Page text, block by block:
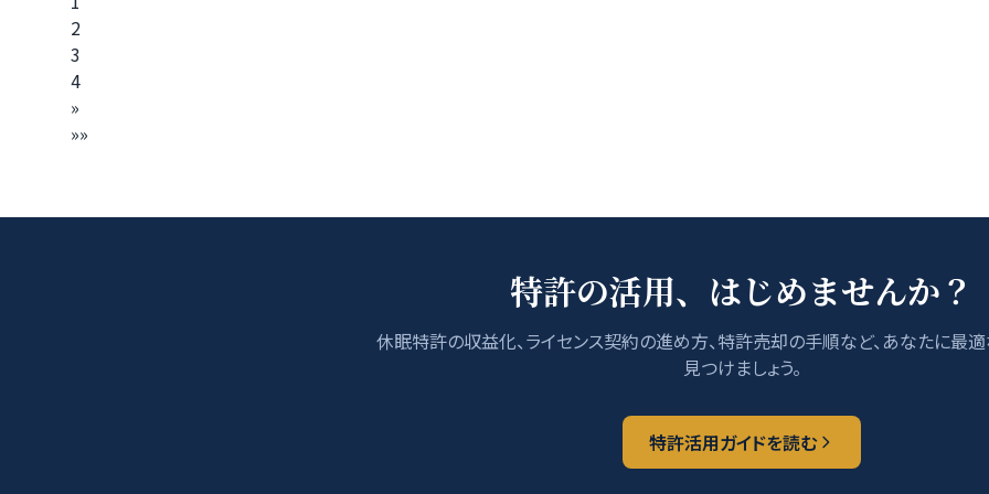
2
3
4
»
»»
特許の活用、はじめませんか？
休眠特許の収益化、ライセンス契約の進め方、特許売却の手順など、あなたに最
見つけましょう。
特許活用ガイドを読む